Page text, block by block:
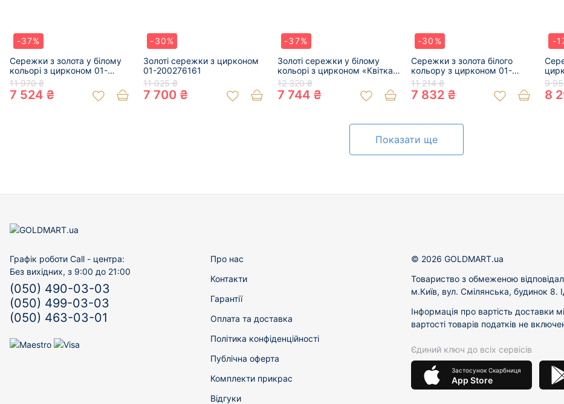
-37%
Сережки з золота у білому
кольорі з цирконом 01-
200343562
11 970 ₴
7 524 ₴
-30%
Золоті сережки з цирконом
01-200276161
11 025 ₴
7 700 ₴
-37%
Золоті сережки у білому
кольорі з цирконом «Квітка»
01-200152556
12 320 ₴
7 744 ₴
-30%
Сережки з золота білого
кольору з цирконом 01-
200107817
11 214 ₴
7 832 ₴
-
9
8
Показати ще
Графік роботи Call - центра:
Без вихідних, з 9:00 до 21:00
(050) 490-03-03
(050) 499-03-03
(050) 463-03-01
Про нас
Контакти
Гарантії
Оплата та доставка
Політика конфіденційності
Публічна оферта
Комплекти прикрас
Відгуки
© 2026 GOLDMART.ua
Товариство з обмеженою
м.Київ, вул. Смілянська, будинок 8.
Інформація про вартість доставки
вартості товарів податків не
Єдиний ключ до всіх сервісів
Застосунок Скарбниця
App Store